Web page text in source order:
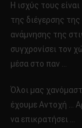
Η ισχύς τους
της διέγερσης
ανάμνησης της
συγχρονίσει τον
μέσα στο παν …
Όλοι μας
έχουμε Αντοχή …
να επικρατήσει …